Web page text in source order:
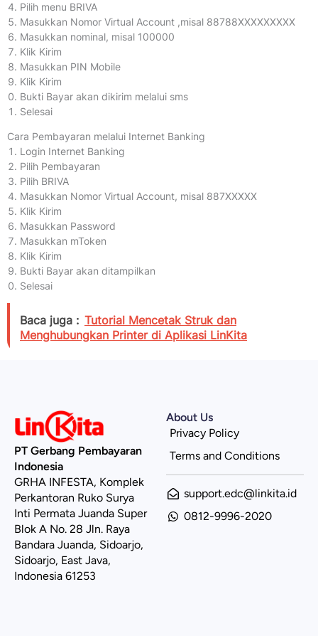
Pilih menu BRIVA
Masukkan Nomor Virtual Account ,misal 88788XXXXXXXXX
Masukkan nominal, misal 100000
Klik Kirim
Masukkan PIN Mobile
Klik Kirim
Bukti Bayar akan dikirim melalui sms
Selesai
Cara Pembayaran melalui Internet Banking
Login Internet Banking
Pilih Pembayaran
Pilih BRIVA
Masukkan Nomor Virtual Account, misal 887XXXXX
Klik Kirim
Masukkan Password
Masukkan mToken
Klik Kirim
Bukti Bayar akan ditampilkan
Selesai
Baca juga : Tutorial Mencetak Struk dan
Menghubungkan Printer di Aplikasi LinKita
PT Gerbang Pembayaran
Indonesia
GRHA INFESTA, Komplek
Perkantoran Ruko Surya
Inti Permata Juanda Super
Blok A No. 28 Jln. Raya
Bandara Juanda, Sidoarjo,
Sidoarjo, East Java,
Indonesia 61253
About Us
Privacy Policy
Terms and Conditions
support.edc@linkita.id
0812-9996-2020